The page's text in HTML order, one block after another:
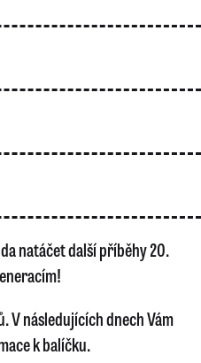
natáčet další příběhy 20.
V následujících dnech Vám
k balíčku.